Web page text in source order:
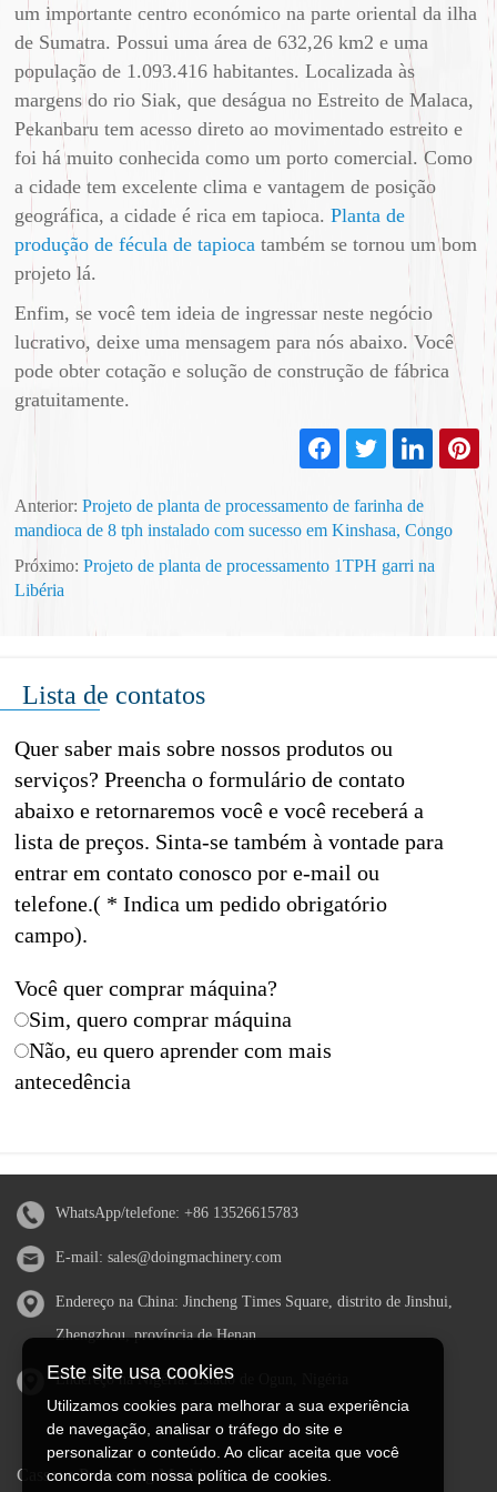
um importante centro económico na parte oriental da ilha
de Sumatra. Possui uma área de 632,26 km2 e uma
população de 1.093.416 habitantes. Localizada às
margens do rio Siak, que deságua no Estreito de Malaca,
Pekanbaru tem acesso direto ao movimentado estreito e
foi há muito conhecida como um porto comercial. Como
a cidade tem excelente clima e vantagem de posição
geográfica, a cidade é rica em tapioca.Planta de
produção de fécula de tapiocatambém se tornou um bom
projeto lá.
Enfim, se você tem ideia de ingressar neste negócio
lucrativo, deixe uma mensagem para nós abaixo. Você
pode obter cotação e solução de construção de fábrica
gratuitamente.
Anterior:Projeto de planta de processamento de farinha de
mandioca de 8 tph instalado com sucesso em Kinshasa, Congo
Próximo:Projeto de planta de processamento 1TPH garri na
Libéria
Lista de contatos
Quer saber mais sobre nossos produtos ou
serviços? Preencha o formulário de contato
abaixo e retornaremos você e você receberá a
lista de preços. Sinta-se também à vontade para
entrar em contato conosco por e-mail ou
telefone.( * Indica um pedido obrigatório
campo).
Você quer comprar máquina?
Sim, quero comprar máquina
Não, eu quero aprender com mais
antecedência
WhatsApp/telefone: +86 13526615783
E-mail: sales@doingmachinery.com
Endereço na China: Jincheng Times Square, distrito de Jinshui,
Zhengzhou, província de Henan
Endereço na Nigéria: Estado de Ogun, Nigéria
Cassava Processing Machine
Este site usa cookies
Utilizamos cookies para melhorar a sua experiência
de navegação, analisar o tráfego do site e
personalizar o conteúdo. Ao clicar aceita que você
concorda com nossa política de cookies.